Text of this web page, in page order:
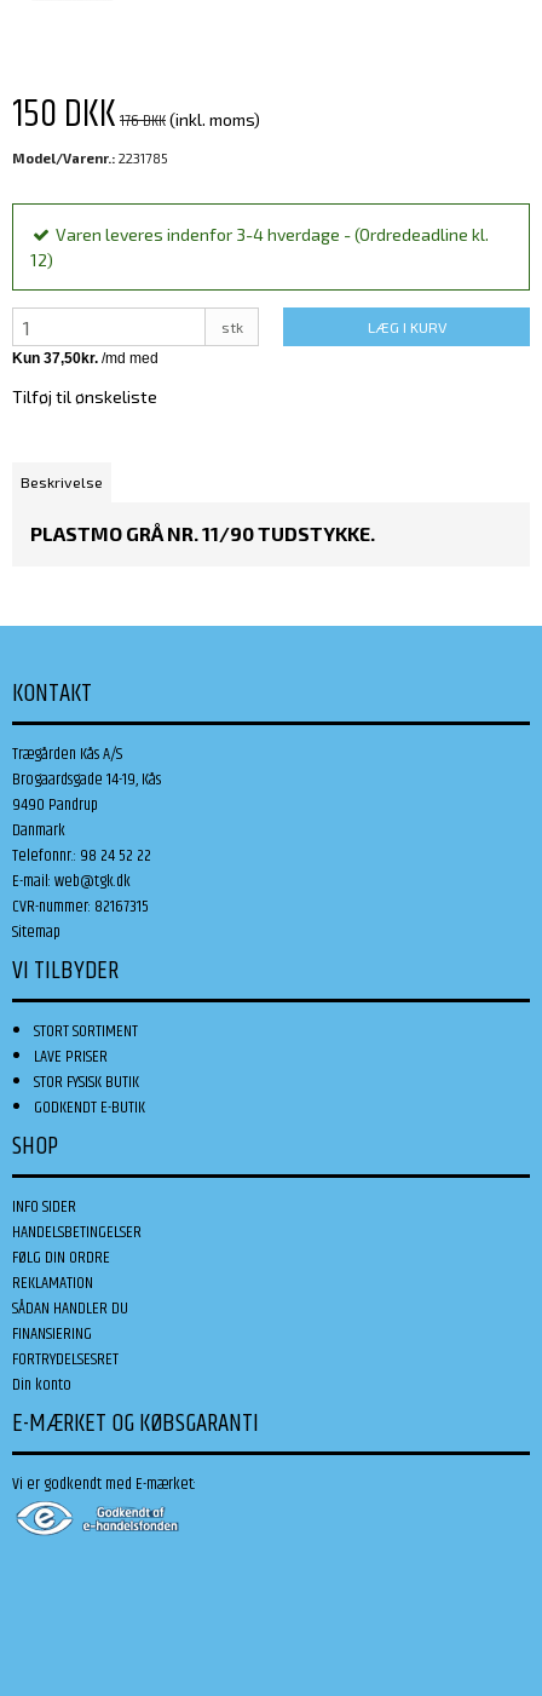
150 DKK176 DKK(inkl. moms)
Model/Varenr.: 2231785
Varen leveres indenfor 3-4 hverdage - (Ordredeadline kl.
12)
stk LÆG I KURV
Tilføj til ønskeliste
Beskrivelse
PLASTMO GRÅ NR. 11/90 TUDSTYKKE.
KONTAKT
Trægården Kås A/S
Brogaardsgade 14-19, Kås
9490 Pandrup
Danmark
Telefonnr.: 98 24 52 22
E-mail:web@tgk.dk
CVR-nummer: 82167315
Sitemap
VI TILBYDER
STORT SORTIMENT
LAVE PRISER
STOR FYSISK BUTIK
GODKENDT E-BUTIK
SHOP
INFO SIDER
HANDELSBETINGELSER
FØLG DIN ORDRE
REKLAMATION
SÅDAN HANDLER DU
FINANSIERING
FORTRYDELSESRET
Din konto
E-MÆRKET OG KØBSGARANTI
Vi er godkendt med E-mærket: